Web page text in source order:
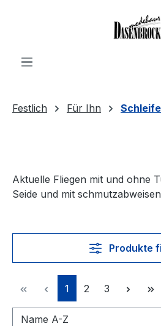
Festlich Für Ihn
Aktuelle Fliegen mit und ohne
Seide und mit
Produkte
Seite
1 Seite
2 Seite
3